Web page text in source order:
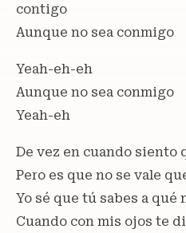
contigo
Aunque no sea conmigo
Yeah-eh-eh
Aunque no sea conmigo
Yeah-eh
De vez en cuando siento
Pero es que no se vale
Yo sé que tú sabes a qué
Cuando con mis ojos te